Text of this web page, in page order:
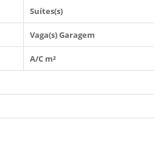
Suítes(s)
Vaga(s) Garagem
A/C m²